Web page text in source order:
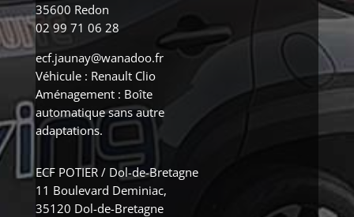
35600 Redon
02 99 71 06 28
ecf.jaunay@wanadoo.fr
Véhicule : Renault Clio
Aménagement : Boîte
automatique sans autre
adaptations.
ECF POTIER / Dol-de-Bretagne
11 Boulevard Deminiac,
35120 Dol-de-Bretagne